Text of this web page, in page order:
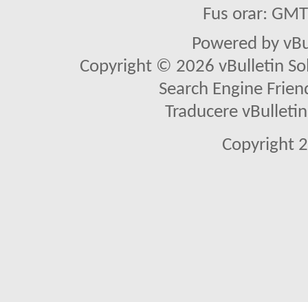
Fus orar:
Powered by
Copyright © 2026 vBulletin
Search Engine
Traducere
Copyright